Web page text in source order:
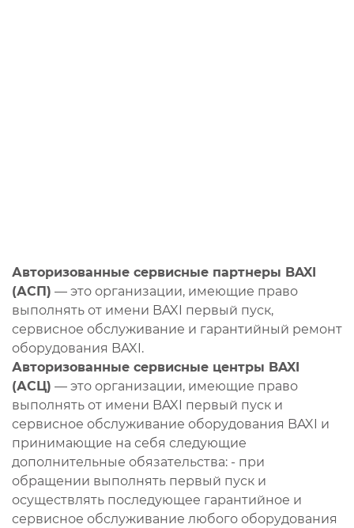
Авторизованные сервисные партнеры BAXI
(АСП) — это организации, имеющие право
выполнять от имени BAXI первый пуск,
сервисное обслуживание и гарантийный ремонт
оборудования BAXI.
Авторизованные сервисные центры BAXI
(АСЦ) — это организации, имеющие право
выполнять от имени BAXI первый пуск и
сервисное обслуживание оборудования BAXI и
принимающие на себя следующие
дополнительные обязательства: - при
обращении выполнять первый пуск и
осуществлять последующее гарантийное и
сервисное обслуживание любого оборудования